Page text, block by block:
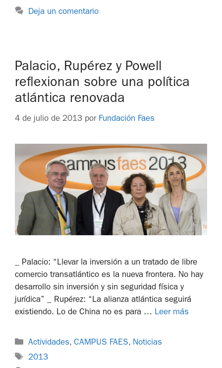
Deja un comentario
Palacio, Rupérez y Powell
reflexionan sobre una política
atlántica renovada
4 de julio de 2013 por Fundación Faes
_ Palacio: “Llevar la inversión a un tratado de libre
comercio transatlántico es la nueva frontera. No hay
desarrollo sin inversión y sin seguridad física y
jurídica” _ Rupérez: “La alianza atlántica seguirá
existiendo. Lo de China no es para … Leer más
Actividades,CAMPUS FAES, Noticias
2013